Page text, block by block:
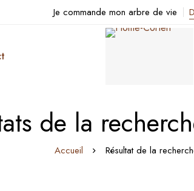
Je commande mon arbre de vie
de la
Accueil Résultat de la